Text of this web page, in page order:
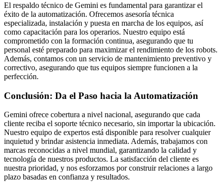
El respaldo técnico de Gemini es fundamental para garantizar el
éxito de la automatización. Ofrecemos asesoría técnica
especializada, instalación y puesta en marcha de los equipos, así
como capacitación para los operarios. Nuestro equipo está
comprometido con la formación continua, asegurando que tu
personal esté preparado para maximizar el rendimiento de los robots.
Además, contamos con un servicio de mantenimiento preventivo y
correctivo, asegurando que tus equipos siempre funcionen a la
perfección.
Conclusión: Da el Paso hacia la Automatización
Gemini ofrece cobertura a nivel nacional, asegurando que cada
cliente reciba el soporte técnico necesario, sin importar la ubicación.
Nuestro equipo de expertos está disponible para resolver cualquier
inquietud y brindar asistencia inmediata. Además, trabajamos con
marcas reconocidas a nivel mundial, garantizando la calidad y
tecnología de nuestros productos. La satisfacción del cliente es
nuestra prioridad, y nos esforzamos por construir relaciones a largo
plazo basadas en confianza y resultados.